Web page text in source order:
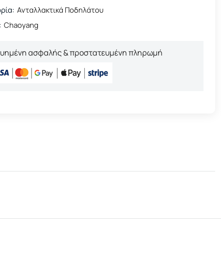
Ανταλλακτικά Ποδηλάτου
Chaoyang
ασφαλής & προστατευμένη πληρωμή